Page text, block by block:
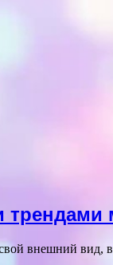
внешний вид,